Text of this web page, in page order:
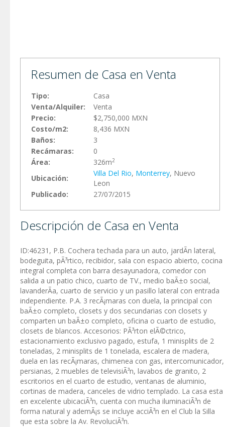
Resumen de Casa en Venta
Tipo:
Casa
Venta/Alquiler:
Venta
Precio:
$2,750,000 MXN
Costo/m2:
8,436 MXN
Baños:
3
Recámaras:
0
Área:
326m2
Ubicación:
Villa Del Rio, Monterrey, Nuevo
Leon
Publicado:
27/07/2015
Descripción de Casa en Venta
ID:46231, P.B. Cochera techada para un auto, jardÃ­n lateral,
bodeguita, pÃ³rtico, recibidor, sala con espacio abierto, cocina
integral completa con barra desayunadora, comedor con
salida a un patio chico, cuarto de TV., medio baÃ±o social,
lavanderÃ­a, cuarto de servicio y un pasillo lateral con entrada
independiente. P.A. 3 recÃ¡maras con duela, la principal con
baÃ±o completo, closets y dos secundarias con closets y
comparten un baÃ±o completo, oficina o cuarto de estudio,
closets de blancos. Accesorios: PÃ³rton elÃ©ctrico,
estacionamiento exclusivo pagado, estufa, 1 minisplits de 2
toneladas, 2 minisplits de 1 tonelada, escalera de madera,
duela en las recÃ¡maras, chimenea con gas, intercomunicador,
persianas, 2 muebles de televisiÃ³n, lavabos de granito, 2
escritorios en el cuarto de estudio, ventanas de aluminio,
cortinas de madera, canceles de vidrio templado. La casa esta
en excelente ubicaciÃ³n, cuenta con mucha iluminaciÃ³n de
forma natural y ademÃ¡s se incluye acciÃ³n en el Club la Silla
que esta sobre la Av. RevoluciÃ³n.